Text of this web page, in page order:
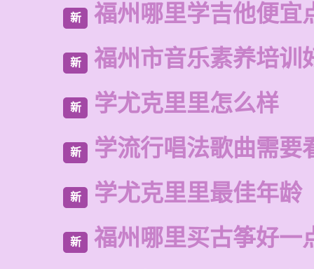
新 福州哪里学吉他便宜
新 福州市音乐素养培训
新 学尤克里里怎么样
新 学流行唱法歌曲需要
新 学尤克里里最佳年龄
新 福州哪里买古筝好一